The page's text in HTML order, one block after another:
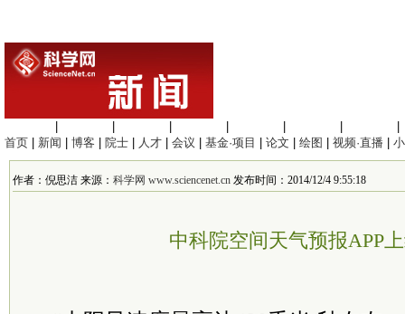
首页
新闻 博客 院士 人才 会议 基金·项目 论文 绘图 视频·直播
作者：倪思洁 来源： 科学网 www.sciencenet.cn 发布时间：2014/12/4 9:55:18
中科院空间天气预报APP